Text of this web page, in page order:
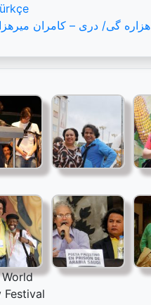
هزاره گی/ دری – کامران
Festival